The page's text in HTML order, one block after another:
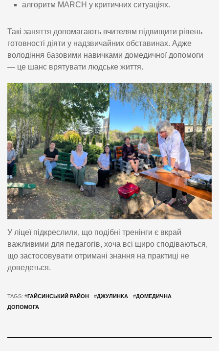
алгоритм MARCH у критичних ситуаціях.
Такі заняття допомагають вчителям підвищити рівень
готовності діяти у надзвичайних обставинах. Адже
володіння базовими навичками домедичної допомоги
— це шанс врятувати людське життя.
У ліцеї підкреслили, що подібні тренінги є вкрай
важливими для педагогів, хоча всі щиро сподіваються,
що застосовувати отримані знання на практиці не
доведеться.
TAGS: #ГАЙСИНСЬКИЙ РАЙОН #ДЖУЛИНКА #ДОМЕДИЧНА
ДОПОМОГА